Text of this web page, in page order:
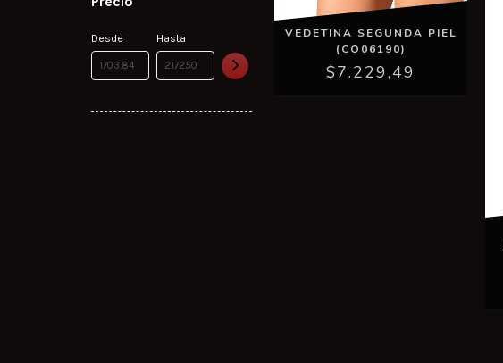
Desde Hasta
VEDETINA SEGUNDA PIEL
(CO06190)
$7.229,49